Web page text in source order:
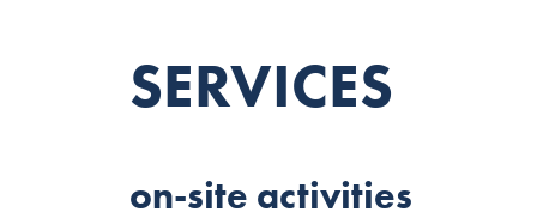
SERVICES
on-site activities